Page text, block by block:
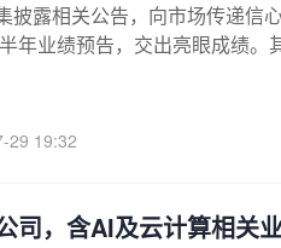
披露相关公告，向市场传递信
年业绩预告，交出亮眼成绩
示，2026年上半年，公司抢
，镍系、钴系、磷系、钠系等
29 19:32
司，含AI及云计算相关